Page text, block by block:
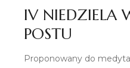
IV NIEDZIELA
POSTU
Proponowany do